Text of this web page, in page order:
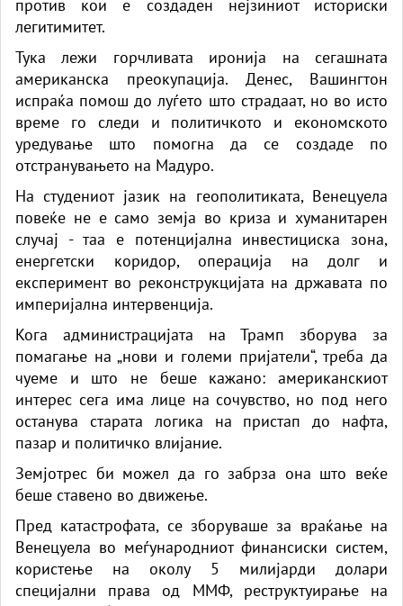
против кои е создаден нејзиниот историски
легитимитет.
Тука лежи горчливата иронија на сегашната
американска преокупација. Денес, Вашингтон
испраќа помош до луѓето што страдаат, но во исто
време го следи и политичкото и економското
уредување што помогна да се создаде по
отстранувањето на Мадуро.
На студениот јазик на геополитиката, Венецуела
повеќе не е само земја во криза и хуманитарен
случај - таа е потенцијална инвестициска зона,
енергетски коридор, операција на долг и
експеримент во реконструкцијата на државата по
империјална интервенција.
Кога администрацијата на Трамп зборува за
помагање на „нови и големи пријатели“, треба да
чуеме и што не беше кажано: американскиот
интерес сега има лице на сочувство, но под него
останува старата логика на пристап до нафта,
пазар и политичко влијание.
Земјотрес би можел да го забрза она што веќе
беше ставено во движење.
Пред катастрофата, се зборуваше за враќање на
Венецуела во меѓународниот финансиски систем,
користење на околу 5 милијарди долари
специјални права од ММФ, реструктуирање на